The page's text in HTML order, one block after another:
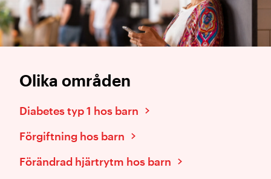
Olika områden
Diabetes typ 1 hos barn
Förgiftning hos barn
Förändrad hjärtrytm hos barn